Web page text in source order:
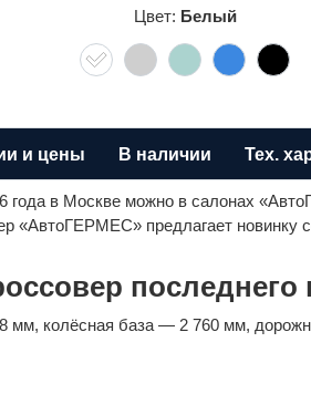
Цвет: Белый
и цены В наличии Тех.
года в Москве можно в салонах
предлагает новинку
последнего
мм, колёсная база — 2 760 мм,